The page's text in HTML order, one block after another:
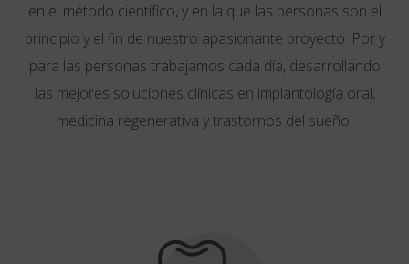
en el método científico, y en la que las personas son el
principio y el fin de nuestro apasionante proyecto. Por y
para las personas trabajamos cada día, desarrollando
las mejores soluciones clínicas en implantología oral,
medicina regenerativa y trastornos del sueño.